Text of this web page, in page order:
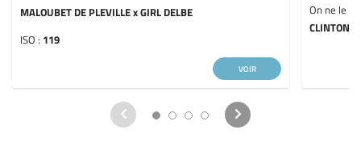
MALOUBET DE PLEVILLE x GIRL DELBE
ISO : 119
VOIR
On ne le
CLINTON x